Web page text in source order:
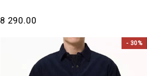
8 290.00
- 30%